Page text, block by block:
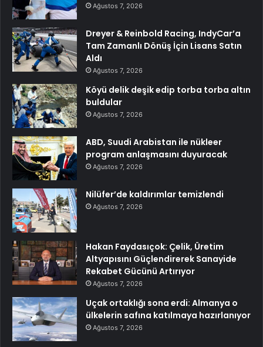
Ağustos 7, 2026
Dreyer & Reinbold Racing, IndyCar’a
Tam Zamanlı Dönüş İçin Lisans Satın
Aldı
Ağustos 7, 2026
Köyü delik deşik edip torba torba altın
buldular
Ağustos 7, 2026
ABD, Suudi Arabistan ile nükleer
program anlaşmasını duyuracak
Ağustos 7, 2026
Nilüfer’de kaldırımlar temizlendi
Ağustos 7, 2026
Hakan Faydasıçok: Çelik, Üretim
Altyapısını Güçlendirerek Sanayide
Rekabet Gücünü Artırıyor
Ağustos 7, 2026
Uçak ortaklığı sona erdi: Almanya o
ülkelerin safına katılmaya hazırlanıyor
Ağustos 7, 2026